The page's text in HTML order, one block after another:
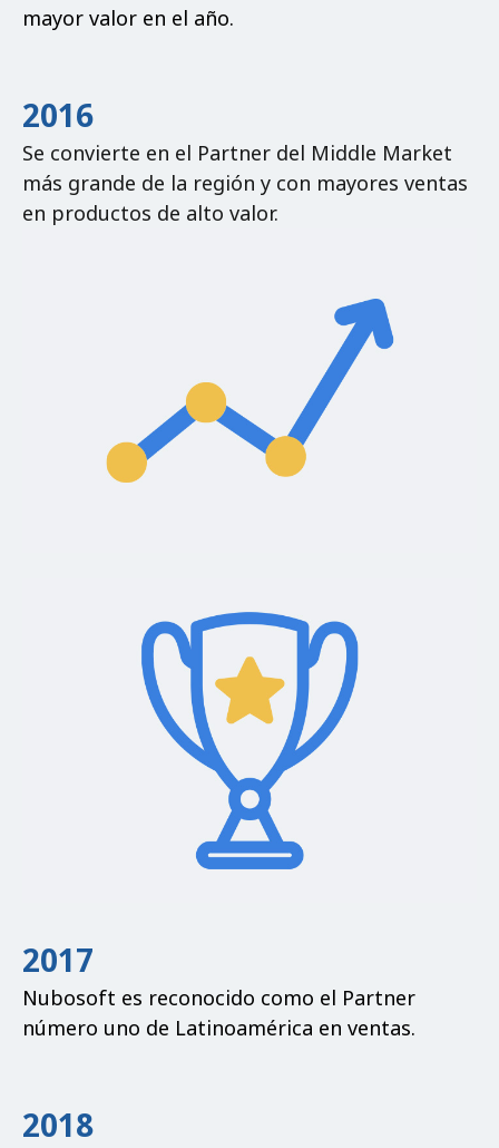
mayor valor en el año.
2016
Se convierte en el Partner del Middle Market
más grande de la región y con mayores ventas
en productos de alto valor.
2017
Nubosoft es reconocido como el Partner
número uno de Latinoamérica en ventas.
2018